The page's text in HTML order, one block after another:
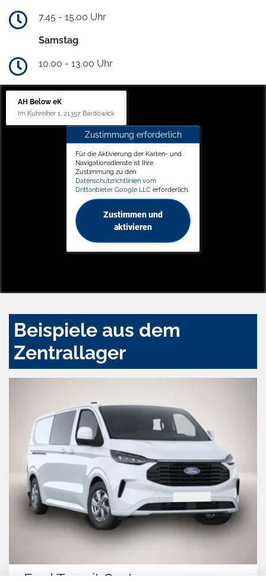
7.45 - 15.00 Uhr
Samstag
10.00 - 13.00 Uhr
AH Below eK
Im Kuhreiher 1, 21357 Bardowick
Zustimmung erforderlich
Für die Aktivierung der Karten- und
Navigationsdienste ist Ihre
Zustimmung zu den
Datenschutzrichtlinien vom
Drittanbieter Google LLC erforderlich.
Zustimmen und
aktivieren
Beispiele aus dem
Zentrallager